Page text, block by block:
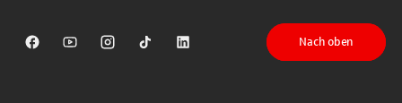
Sparkasse auf Facebook
Sparkasse auf Youtube
Sparkasse auf Instagram
Sparkasse auf TikTok
Sparkasse auf LinkedIn
Nach oben